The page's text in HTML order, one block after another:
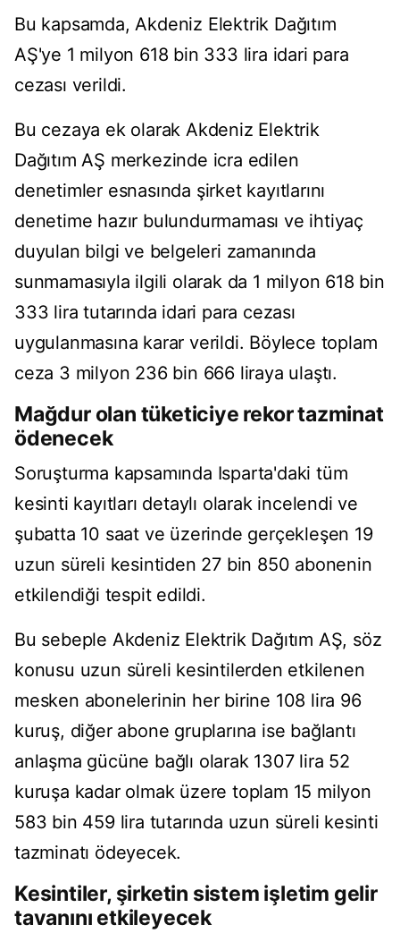
Bu kapsamda, Akdeniz Elektrik Dağıtım
AŞ'ye 1 milyon 618 bin 333 lira idari para
cezası verildi.
Bu cezaya ek olarak Akdeniz Elektrik
Dağıtım AŞ merkezinde icra edilen
denetimler esnasında şirket kayıtlarını
denetime hazır bulundurmaması ve ihtiyaç
duyulan bilgi ve belgeleri zamanında
sunmamasıyla ilgili olarak da 1 milyon 618 bin
333 lira tutarında idari para cezası
uygulanmasına karar verildi. Böylece toplam
ceza 3 milyon 236 bin 666 liraya ulaştı.
Mağdur olan tüketiciye rekor tazminat
ödenecek
Soruşturma kapsamında Isparta'daki tüm
kesinti kayıtları detaylı olarak incelendi ve
şubatta 10 saat ve üzerinde gerçekleşen 19
uzun süreli kesintiden 27 bin 850 abonenin
etkilendiği tespit edildi.
Bu sebeple Akdeniz Elektrik Dağıtım AŞ, söz
konusu uzun süreli kesintilerden etkilenen
mesken abonelerinin her birine 108 lira 96
kuruş, diğer abone gruplarına ise bağlantı
anlaşma gücüne bağlı olarak 1307 lira 52
kuruşa kadar olmak üzere toplam 15 milyon
583 bin 459 lira tutarında uzun süreli kesinti
tazminatı ödeyecek.
Kesintiler, şirketin sistem işletim gelir
tavanını etkileyecek